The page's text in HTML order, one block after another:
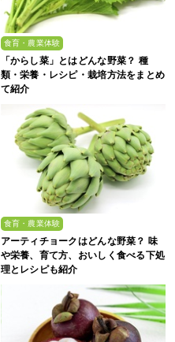
食育・農業体験
「からし菜」とはどんな野菜？ 種
類・栄養・レシピ・栽培方法をまとめ
て紹介
食育・農業体験
アーティチョークはどんな野菜？ 味
や栄養、育て方、おいしく食べる下処
理とレシピも紹介